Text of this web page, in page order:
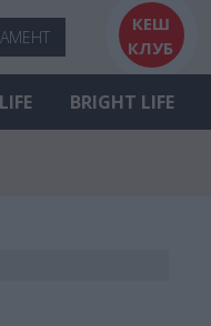
КЕШ
КЛУБ
BRIGHT LIFE